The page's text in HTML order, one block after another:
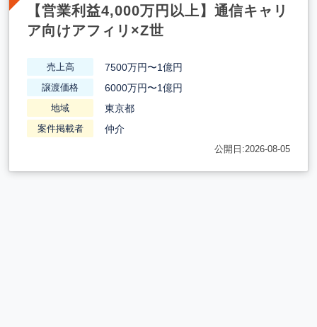
【営業利益4,000万円以上】通信キャリ
ア向けアフィリ×Z世
売上高 7500万円〜1億円
譲渡価格 6000万円〜1億円
地域 東京都
案件掲載者 仲介
公開日:2026-08-05